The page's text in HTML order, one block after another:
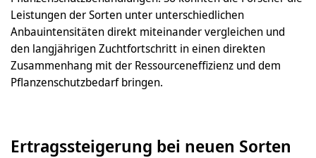
Leistungen der Sorten unter unterschiedlichen
Anbauintensitäten direkt miteinander vergleichen und
den langjährigen Zuchtfortschritt in einen direkten
Zusammenhang mit der Ressourceneffizienz und dem
Pflanzenschutzbedarf bringen.
Ertragssteigerung bei neuen Sorten